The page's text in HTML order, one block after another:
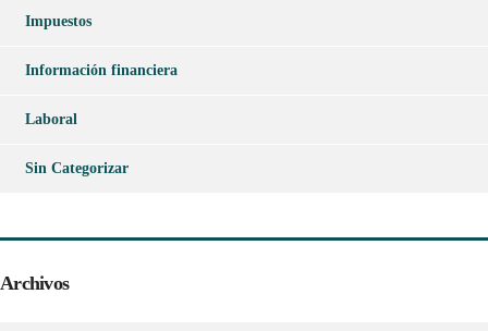
Impuestos
Información financiera
Laboral
Sin Categorizar
Archivos